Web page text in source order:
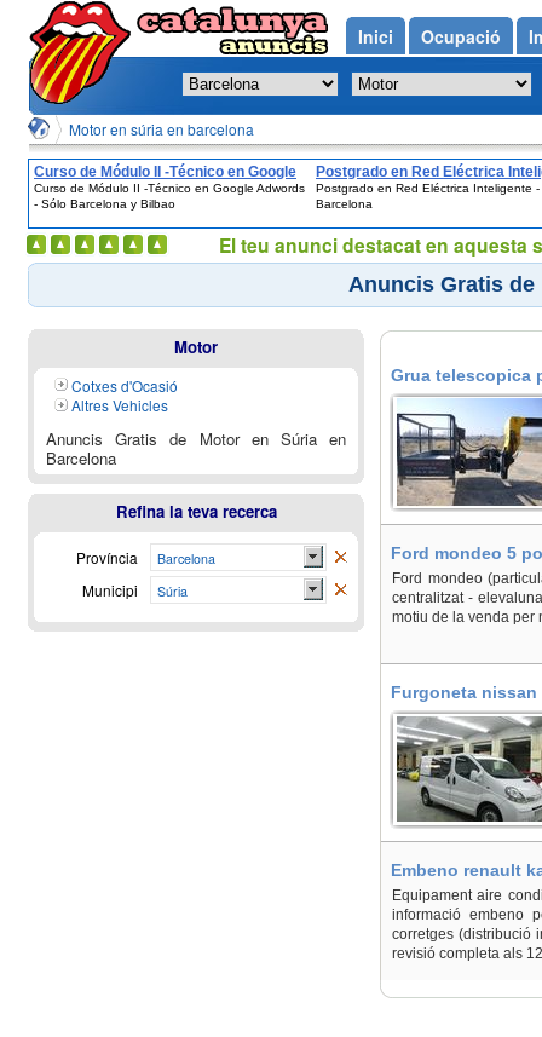
Motor en súria en barcelona
Curso de Módulo II -Técnico en Google
Adwords - Sólo Barcelona y Bilbao
Curso de Módulo II -Técnico en Google Adwords
- Sólo Barcelona y Bilbao
Postgrado en Red Eléctrica
Barcelona
Postgrado en Red Eléctrica Inteligente -
Barcelona
Anuncis Gratis de
Grua telescopica
Ford mondeo 5
Ford mondeo
centralitzat -
motiu de la venda per
Furgoneta nissan
Embeno renault
Equipament aire
informació embeno
corretges (distribució
revisió completa als
Motor
Cotxes d'Ocasió
Altres Vehicles
Anuncis Gratis de Motor en Súria en
Barcelona
Refina la teva recerca
Província Barcelona
Municipi Súria
Inici Ocupació
El teu anunci destacat en aquesta